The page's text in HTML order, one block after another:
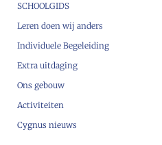
SCHOOLGIDS
Leren doen wij anders
Individuele Begeleiding
Extra uitdaging
Ons gebouw
Activiteiten
Cygnus nieuws